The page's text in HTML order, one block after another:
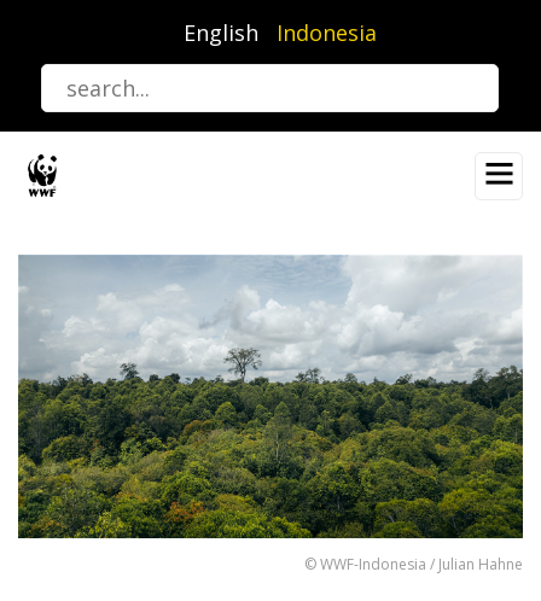
utama
English Indonesia
© WWF-Indonesia / Julian Hahne